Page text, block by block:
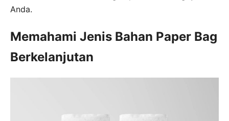
Anda.
Memahami Jenis Bahan Paper Bag
Berkelanjutan